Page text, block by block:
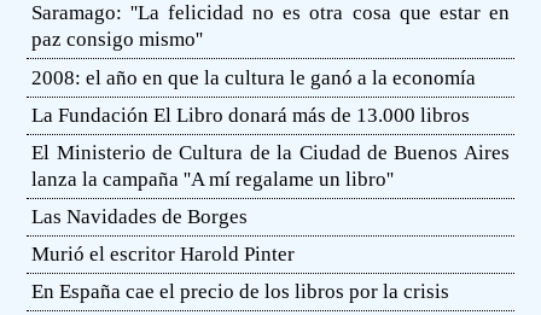
Saramago: ''La felicidad no es otra cosa que estar en
paz consigo mismo''
2008: el año en que la cultura le ganó a la economía
La Fundación El Libro donará más de 13.000 libros
El Ministerio de Cultura de la Ciudad de Buenos Aires
lanza la campaña ''A mí regalame un libro''
Las Navidades de Borges
Murió el escritor Harold Pinter
En España cae el precio de los libros por la crisis